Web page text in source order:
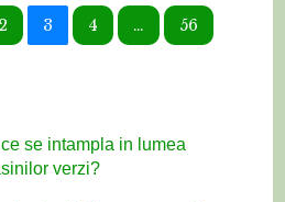
2 3 4 … 56
se intampla in lumea
verzi?